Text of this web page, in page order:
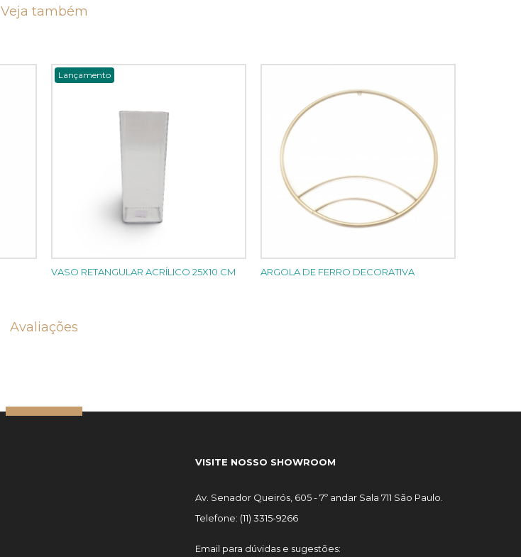
Veja também
Lançamento
VASO RETANGULAR ACRÍLICO 25X10 CM ARGOLA DE FERRO DECORATIVA
Avaliações
VISITE NOSSO SHOWROOM
Av. Senador Queirós, 605 - 7º andar Sala 711 São Paulo.
Telefone: (11) 3315-9266
Email para dúvidas e sugestões: